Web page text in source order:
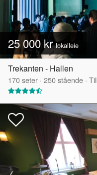
25 000 krlokalleie
Trekanten - Hallen
170seter · 250stående ·